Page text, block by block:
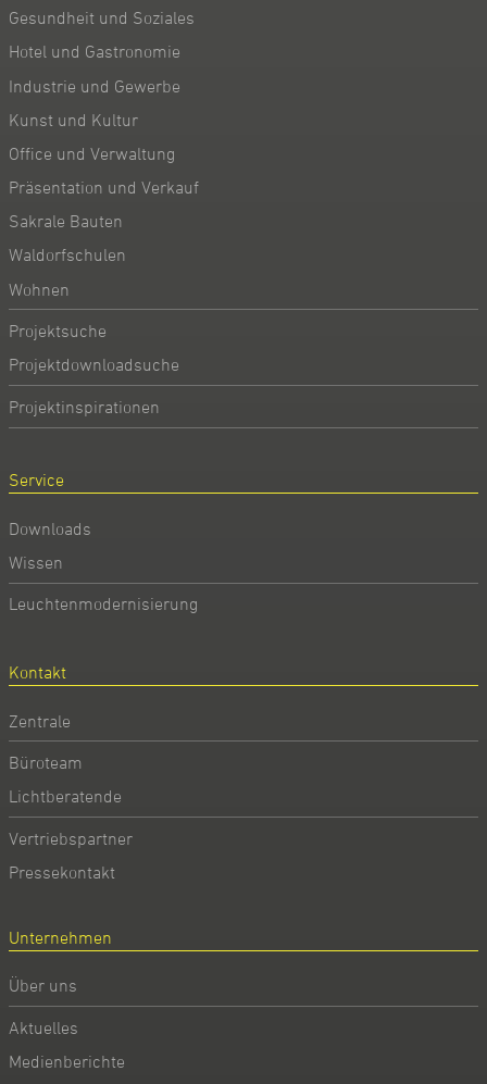
Gesundheit und Soziales
Hotel und Gastronomie
Industrie und Gewerbe
Kunst und Kultur
Office und Verwaltung
Präsentation und Verkauf
Sakrale Bauten
Waldorfschulen
Wohnen
Projektsuche
Projektdownloadsuche
Projektinspirationen
Service
Downloads
Wissen
Leuchtenmodernisierung
Kontakt
Zentrale
Büroteam
Lichtberatende
Vertriebspartner
Pressekontakt
Unternehmen
Über uns
Aktuelles
Medienberichte